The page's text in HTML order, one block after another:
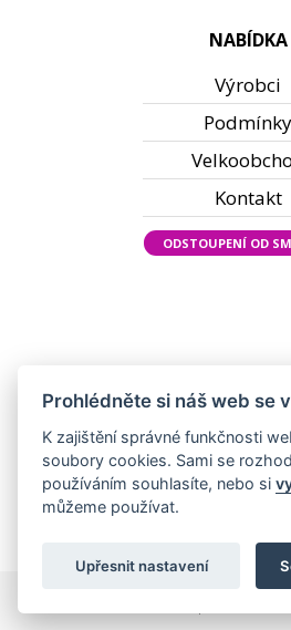
NABÍDKA
Výrobci
Podmínky
Kontakt
ODSTOUPENÍ OD
Všechna práva vyhrazena ©2022
Prohlédněte si náš web se
K zajištění správné funkčnosti
soubory cookies. Sami se
používáním souhlasíte, nebo si
můžeme používat.
Upřesnit nastavení